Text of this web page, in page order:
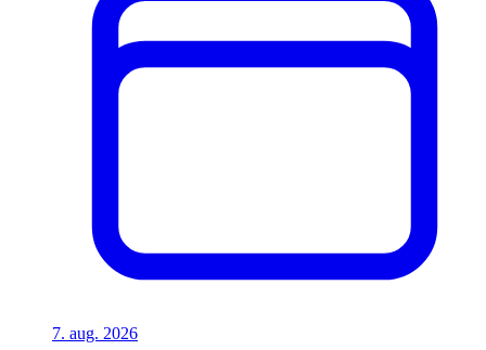
7. aug. 2026